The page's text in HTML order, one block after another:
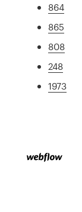
864
865
808
248
1973